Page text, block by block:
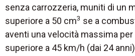
senza carrozzeria, muniti di un
superiore a 50 cm3 se a
aventi una velocità massima
superiore a 45 km/h (dai 24